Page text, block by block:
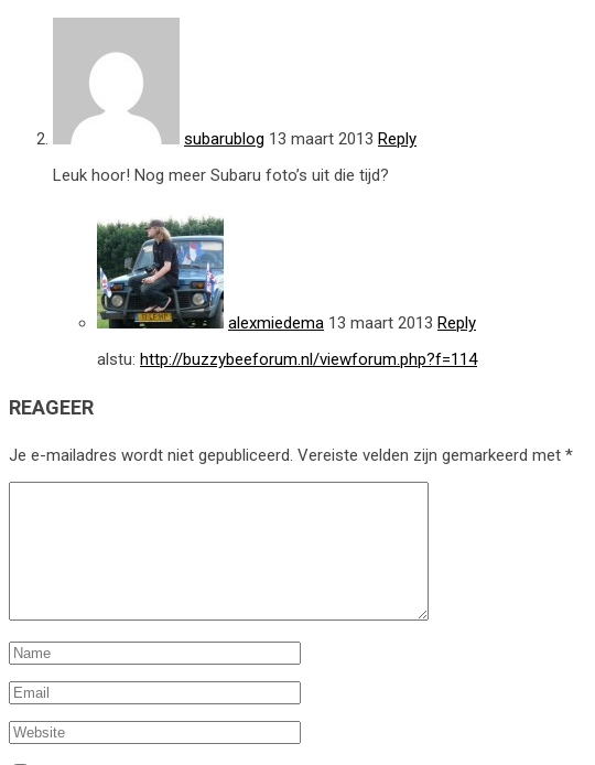
subarublog 13 maart 2013 Reply
Leuk hoor! Nog meer Subaru foto’s uit die tijd?
alexmiedema 13 maart 2013 Reply
alstu: http://buzzybeeforum.nl/viewforum.php?f=114
REAGEER
Je e-mailadres wordt niet gepubliceerd. Vereiste velden zijn gemarkeerd met *